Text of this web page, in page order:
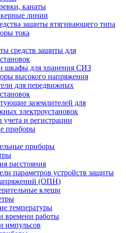
канаты
линии
защиты втягивающего типа
тока
средств защиты для
шкафы для хранения СИЗ
высокого напряжения
для передвижных
заземлителей для
электроустановок
и регистрации
приборы
приборы
расстояния
параметров устройств защиты
(ОПН)
клещи
температуры
времени работы
импульсов